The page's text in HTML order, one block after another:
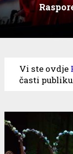
Vi ste ovdje
časti